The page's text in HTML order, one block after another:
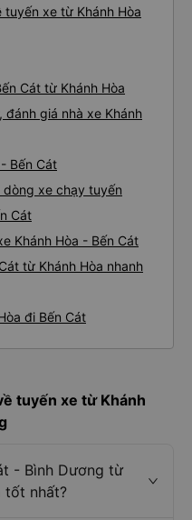
xe từ Khánh Hòa
Cát từ Khánh Hòa
đánh giá nhà xe Khánh
Bến Cát
xe chạy tuyến
Cát
Khánh Hòa - Bến Cát
từ Khánh Hòa nhanh
đi Bến Cát
tuyến xe từ Khánh
- Bình Dương từ
tốt nhất?